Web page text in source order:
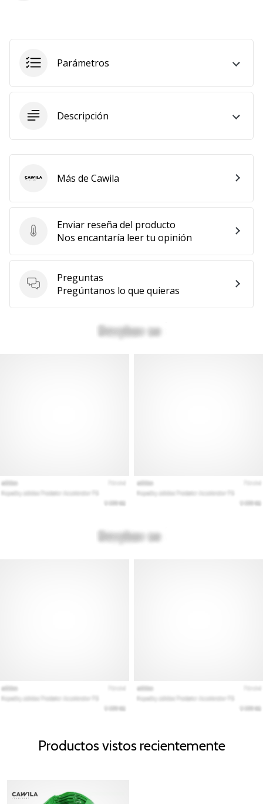
Parámetros
Descripción
Enviar reseña del producto
Enviar reseña del producto
Nos encantaría leer tu opinión
Preguntas
Preguntas
Pregúntanos lo que quieras
CawilaMás de Cawila
Productos vistos recientemente